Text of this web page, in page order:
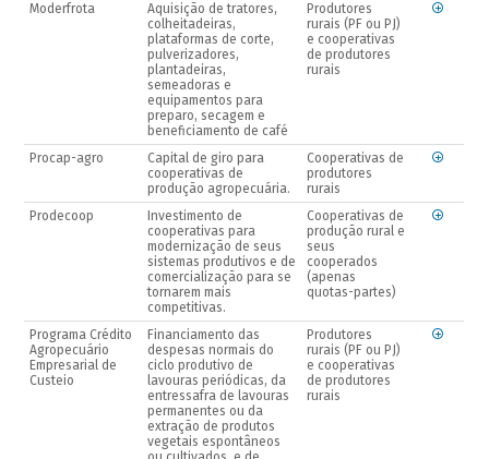
Moderfrota
Aquisição de tratores,
colheitadeiras,
plataformas de corte,
pulverizadores,
plantadeiras,
semeadoras e
equipamentos para
preparo, secagem e
beneficiamento de café
Produtores
rurais (PF ou PJ)
e cooperativas
de produtores
rurais
Procap-agro
Capital de giro para
cooperativas de
produção agropecuária.
Cooperativas de
produtores
rurais
Prodecoop
Investimento de
cooperativas para
modernização de seus
sistemas produtivos e de
comercialização para se
tornarem mais
competitivas.
Cooperativas de
produção rural e
seus
cooperados
(apenas
quotas-partes)
Programa Crédito
Agropecuário
Empresarial de
Custeio
Financiamento das
despesas normais do
ciclo produtivo de
lavouras periódicas, da
entressafra de lavouras
permanentes ou da
extração de produtos
vegetais espontâneos
Produtores
rurais (PF ou PJ)
e cooperativas
de produtores
rurais